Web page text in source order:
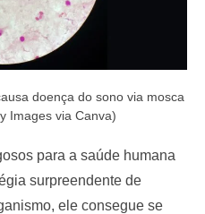
doença do sono via mosca
Images via Canva)
para a saúde humana
surpreendente de
ele consegue se